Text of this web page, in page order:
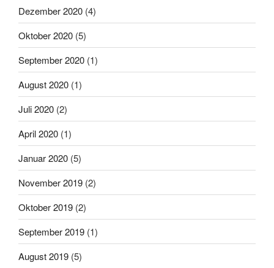
Dezember 2020 (4)
Oktober 2020 (5)
September 2020 (1)
August 2020 (1)
Juli 2020 (2)
April 2020 (1)
Januar 2020 (5)
November 2019 (2)
Oktober 2019 (2)
September 2019 (1)
August 2019 (5)